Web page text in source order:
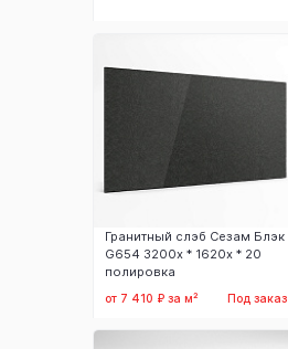
Гранитный слэб Сезам Блэк
G654 3200х * 1620х * 20
полировка
от 7 410 ₽ за м² Под заказ